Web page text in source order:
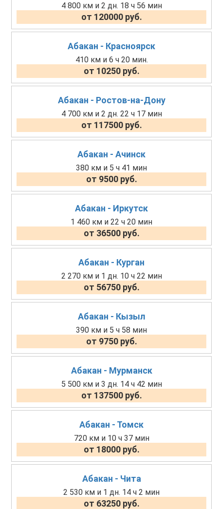
4 800 км и 2 дн. 18 ч 56 мин
от 120000 руб.
Абакан - Красноярск
410 км и 6 ч 20 мин.
от 10250 руб.
Абакан - Ростов-на-Дону
4 700 км и 2 дн. 22 ч 17 мин
от 117500 руб.
Абакан - Ачинск
380 км и 5 ч 41 мин
от 9500 руб.
Абакан - Иркутск
1 460 км и 22 ч 20 мин
от 36500 руб.
Абакан - Курган
2 270 км и 1 дн. 10 ч 22 мин
от 56750 руб.
Абакан - Кызыл
390 км и 5 ч 58 мин
от 9750 руб.
Абакан - Мурманск
5 500 км и 3 дн. 14 ч 42 мин
от 137500 руб.
Абакан - Томск
720 км и 10 ч 37 мин
от 18000 руб.
Абакан - Чита
2 530 км и 1 дн. 14 ч 2 мин
от 63250 руб.